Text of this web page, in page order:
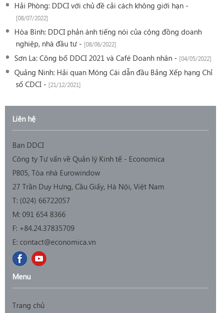
Hải Phòng: DDCI với chủ đề cải cách không giới hạn -
[08/07/2022]
Hòa Bình: DDCI phản ánh tiếng nói của cộng đồng doanh
nghiệp, nhà đầu tư - [08/06/2022]
Sơn La: Công bố DDCI 2021 và Café Doanh nhân - [04/05/2022]
Quảng Ninh: Hải quan Móng Cái dẫn đầu Bảng Xếp hạng Chỉ
số CDCI - [21/12/2021]
Liên hệ
Ban DDCI
Công ty Tư vấn về Quản lý Kinh tế - Economica
P805, Tòa nhà Eurowindow
27 Trần Duy Hưng, Cầu Giấy, Hà Nội, Việt Nam
T: (024) 66722057
M: 091 654 8366
F: +84.24.37835709
E: contact@economica.vn
Menu
Trang chủ